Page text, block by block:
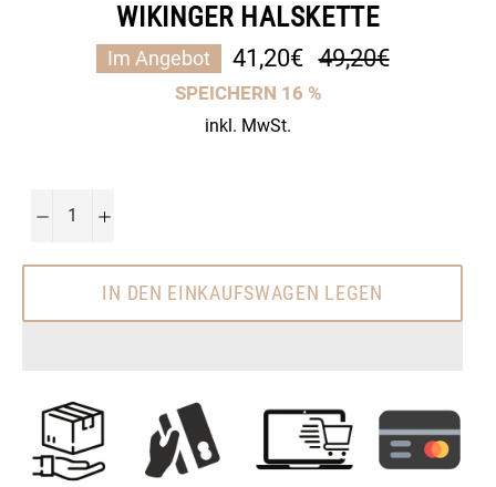
WIKINGER HALSKETTE
Im Angebot 41,20€
Normaler
Preis
49,20€
SPEICHERN 16 %
inkl. MwSt.
− +
IN DEN EINKAUFSWAGEN LEGEN